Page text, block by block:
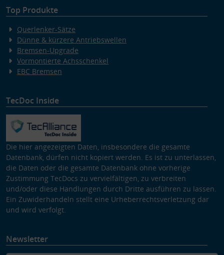
Top Produkte
Querlenker-Sätze
Dünne & kürzere Antriebswellen
Bremsen-Upgrade
Vormontierte Achsschenkel
EBC Bremsen
TecDoc Inside
Die hier angezeigten Daten, insbesondere die gesamte
Datenbank, dürfen nicht kopiert werden. Es ist zu unterlassen,
die Daten oder die gesamte Datenbank ohne vorherige
Zustimmung TecDocs zu vervielfältigen, zu verbreiten
und/oder diese Handlungen durch Dritte ausführen zu lassen.
Ein Zuwiderhandeln stellt eine Urheberrechtsverletzung dar
und wird verfolgt.
Newsletter